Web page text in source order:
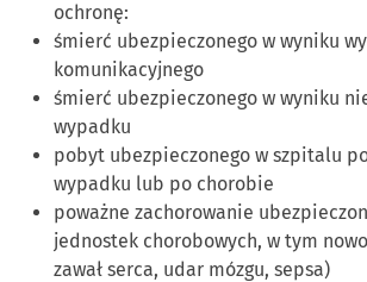
ochronę:
śmierć ubezpieczonego w wyniku
komunikacyjnego
śmierć ubezpieczonego w wyniku
wypadku
pobyt ubezpieczonego w szpitalu
wypadku lub po chorobie
poważne zachorowanie
jednostek chorobowych, w tym
zawał serca, udar mózgu, sepsa)